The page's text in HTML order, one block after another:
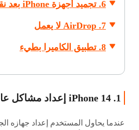
6. تجميد أجهزة iPhone بعد نقل البيانات
7. AirDrop لا يعمل
8. تطبيق الكاميرا بطيء
1. iPhone 14 إعداد مشاكل عالقة